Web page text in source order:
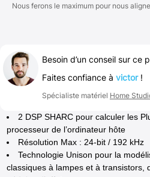
Nous ferons le maximum pour nous
Besoin d’un conseil sur ce
Faites confiance à victor!
Spécialiste matériel Home
2 DSP SHARC pour calculer les
processeur de l’ordinateur hôte
Résolution Max : 24-bit / 192 kHz
Technologie Unison pour la
classiques à lampes et à transistors,